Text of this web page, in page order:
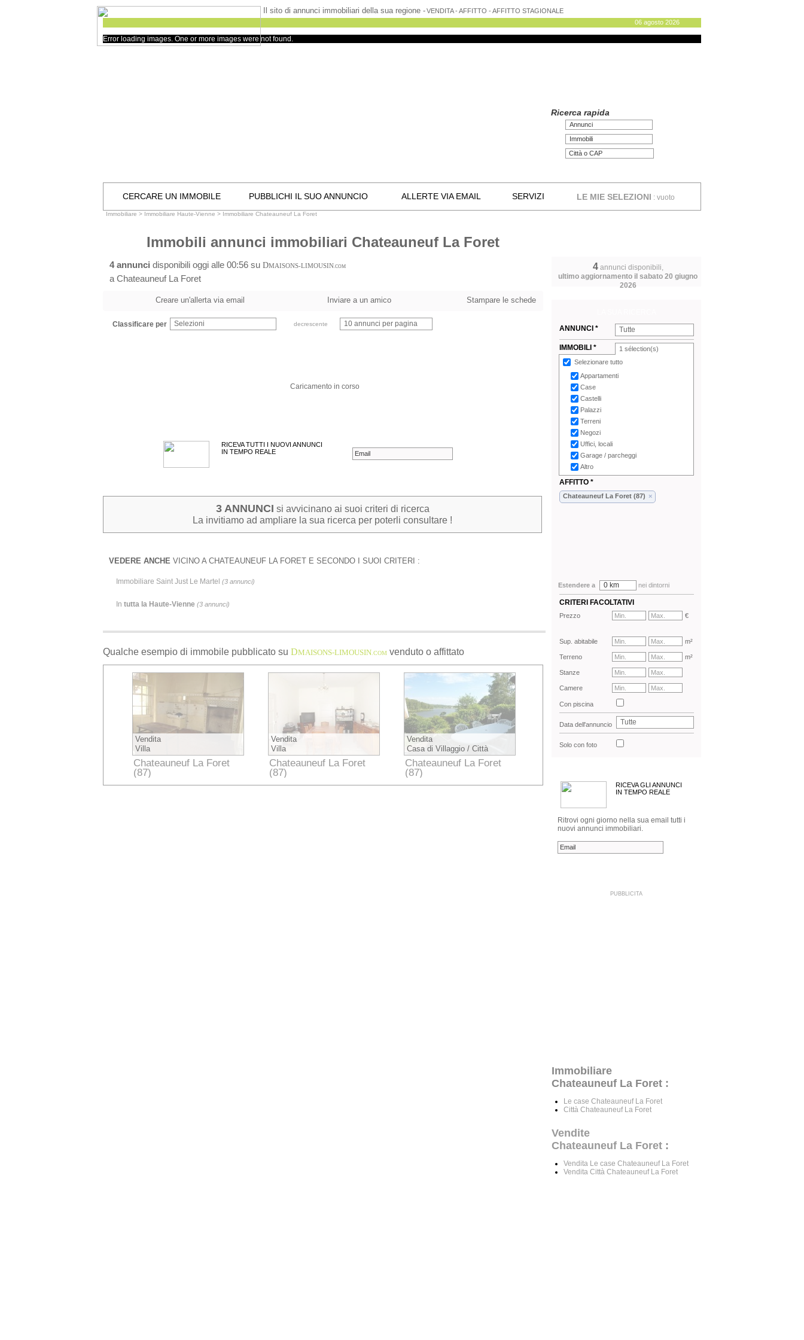
Il sito di annunci immobiliari della sua regione -VENDITA - AFFITTO - AFFITTO STAGIONALE
06 agosto 2026
Error loading images. One or more images were not found.
Ricerca rapida
Annunci
Immobili
CERCARE UN IMMOBILE PUBBLICHI IL SUO ANNUNCIO ALLERTE VIA EMAIL SERVIZI LE MIE SELEZIONI : vuoto
Immobiliare > Immobiliare Haute-Vienne > Immobiliare Chateauneuf La Foret
Immobili annunci immobiliari Chateauneuf La Foret
4 annunci disponibili oggi alle 00:56 su DMAISONS-LIMOUSIN.COM
a Chateauneuf La Foret
4annunci disponibili,
ultimo aggiornamento il sabato 20 giugno
2026
Creare un'allerta via email Inviare a un amico Stampare le schede
Classificare per Selezioni decrescente 10 annunci per pagina
Caricamento in corso
RICEVA TUTTI I NUOVI ANNUNCI
IN TEMPO REALE
3 ANNUNCI si avvicinano ai suoi criteri di ricerca
La invitiamo ad ampliare la sua ricerca per poterli consultare !
VEDERE ANCHE VICINO A CHATEAUNEUF LA FORET E SECONDO I SUOI CRITERI :
Immobiliare Saint Just Le Martel (3 annunci)
In tutta la Haute-Vienne (3 annunci)
Qualche esempio di immobile pubblicato su DMAISONS-LIMOUSIN .COM venduto o affittato
Vendita
Villa
Chateauneuf La Foret
(87)
Vendita
Villa
Chateauneuf La Foret
(87)
Vendita
Casa di Villaggio / Città
Chateauneuf La Foret
(87)
ANNUNCI *
Tutte
IMMOBILI * 1 sélection(s)
Selezionare tutto
Appartamenti
Case
Castelli
Palazzi
Terreni
Negozi
Uffici, locali
Garage / parcheggi
Altro
AFFITTO *
Chateauneuf La Foret (87) ×
Estendere a 0 km nei dintorni
CRITERI FACOLTATIVI
Prezzo €
Sup. abitabile m²
Terreno m²
Stanze
Camere
Con piscina
Data dell'annuncio Tutte
Solo con foto
RICEVA GLI ANNUNCI
IN TEMPO REALE
Ritrovi ogni giorno nella sua email tutti i
nuovi annunci immobiliari.
PUBBLICITA
Immobiliare
Chateauneuf La Foret :
Le case Chateauneuf La Foret
Città Chateauneuf La Foret
Vendite
Chateauneuf La Foret :
Vendita Le case Chateauneuf La Foret
Vendita Città Chateauneuf La Foret